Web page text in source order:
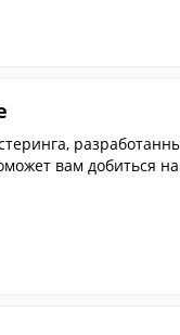
вам добиться